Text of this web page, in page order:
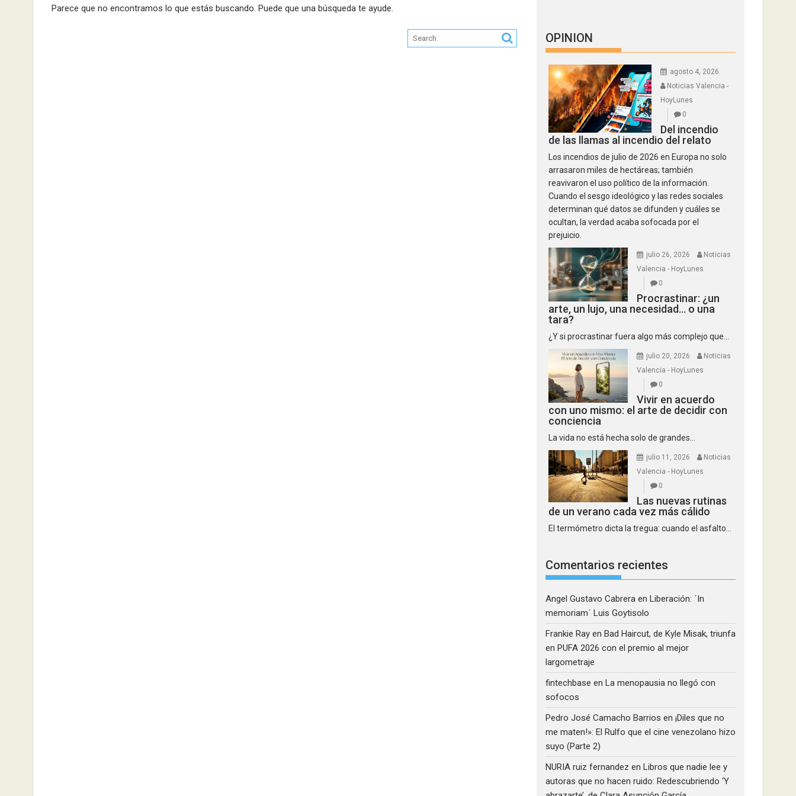
Parece que no encontramos lo que estás buscando. Puede que una búsqueda te ayude.
OPINION
agosto 4, 2026
Noticias Valencia -
HoyLunes
0
Del incendio
de las llamas al incendio del relato
Los incendios de julio de 2026 en Europa no solo
arrasaron miles de hectáreas; también
reavivaron el uso político de la información.
Cuando el sesgo ideológico y las redes sociales
determinan qué datos se difunden y cuáles se
ocultan, la verdad acaba sofocada por el
prejuicio.
julio 26, 2026
Noticias
Valencia - HoyLunes
0
Procrastinar: ¿un
arte, un lujo, una necesidad… o una
tara?
¿Y si procrastinar fuera algo más complejo que...
julio 20, 2026
Noticias
Valencia - HoyLunes
0
Vivir en acuerdo
con uno mismo: el arte de decidir con
conciencia
La vida no está hecha solo de grandes...
julio 11, 2026
Noticias
Valencia - HoyLunes
0
Las nuevas rutinas
de un verano cada vez más cálido
El termómetro dicta la tregua: cuando el asfalto...
Comentarios recientes
Angel Gustavo Cabrera en Liberación: ´In
memoriam´ Luis Goytisolo
Frankie Ray en Bad Haircut, de Kyle Misak, triunfa
en PUFA 2026 con el premio al mejor
largometraje
fintechbase en La menopausia no llegó con
sofocos
Pedro José Camacho Barrios en ¡Diles que no
me maten!»: El Rulfo que el cine venezolano hizo
suyo (Parte 2)
NURIA ruiz fernandez en Libros que nadie lee y
autoras que no hacen ruido: Redescubriendo ‘Y